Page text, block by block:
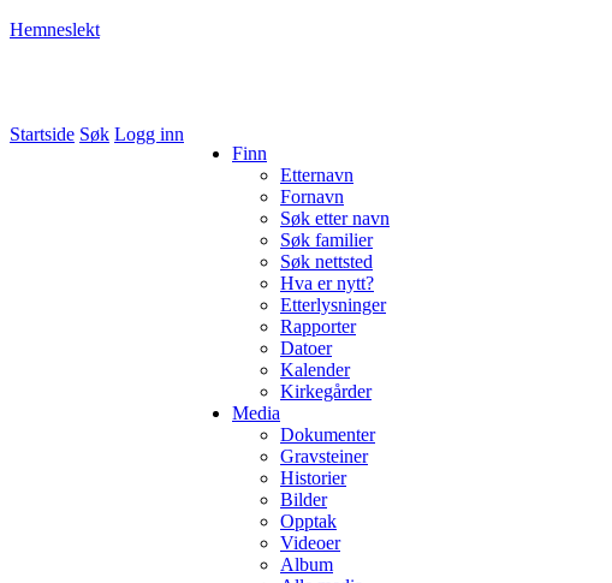
Hemneslekt
Startside Søk Logg inn
Finn
Etternavn
Fornavn
Søk etter navn
Søk familier
Søk nettsted
Hva er nytt?
Etterlysninger
Rapporter
Datoer
Kalender
Kirkegårder
Media
Dokumenter
Gravsteiner
Historier
Bilder
Opptak
Videoer
Album